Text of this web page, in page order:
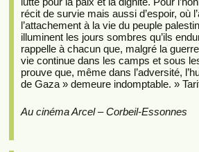
récit de survie mais aussi d’espoir, où
l’attachement à la vie du peuple
illuminent les jours sombres qu’ils
rappelle à chacun que, malgré la
vie continue dans les camps et sous
prouve que, même dans l’adversité,
de Gaza » demeure indomptable. »
Au cinéma Arcel – Corbeil-Essonnes